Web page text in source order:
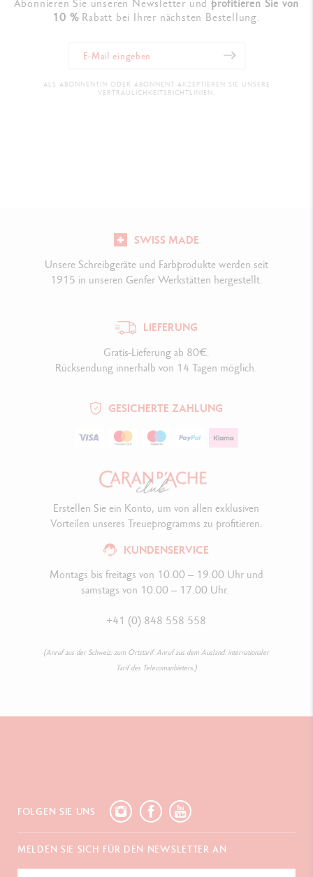
Abonnieren Sie unseren Newsletter undprofitieren Sie von
10 %Rabatt bei Ihrer nächsten Bestellung.
ALS ABONNENTIN ODER ABONNENT AKZEPTIEREN SIE UNSERE
VERTRAULICHKEITSRICHTLINIEN.
SWISS MADE
Unsere Schreibgeräte und Farbprodukte werden seit
1915 in unseren Genfer Werkstätten hergestellt.
LIEFERUNG
Gratis-Lieferung ab 80€.
Rücksendung innerhalb von 14 Tagen möglich.
GESICHERTE ZAHLUNG
KUNDENSERVICE
Montags bis freitags von 10.00 – 19.00 Uhr und
samstags von 10.00 – 17.00 Uhr.
+41 (0) 848 558 558
(Anruf aus der Schweiz: zum Ortstarif. Anruf aus dem Ausland: internationaler
Tarif des Telecomanbieters.)
Erstellen Sie ein Konto, um von allen exklusiven
Vorteilen unseres Treueprogramms zu profitieren.
FOLGEN SIE UNS
MELDEN SIE SICH FÜR DEN NEWSLETTER AN